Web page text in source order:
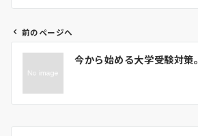
ビ
前のページへ
今から始める大学受験対策。